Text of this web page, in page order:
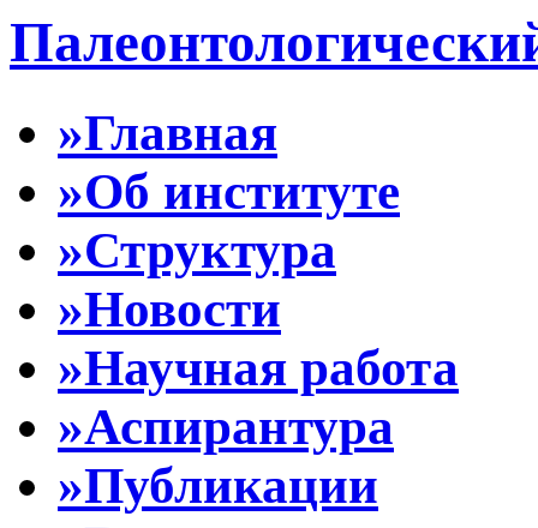
»Главная
»Об институте
»Структура
»Новости
»Научная работа
»Аспирантура
»Публикации